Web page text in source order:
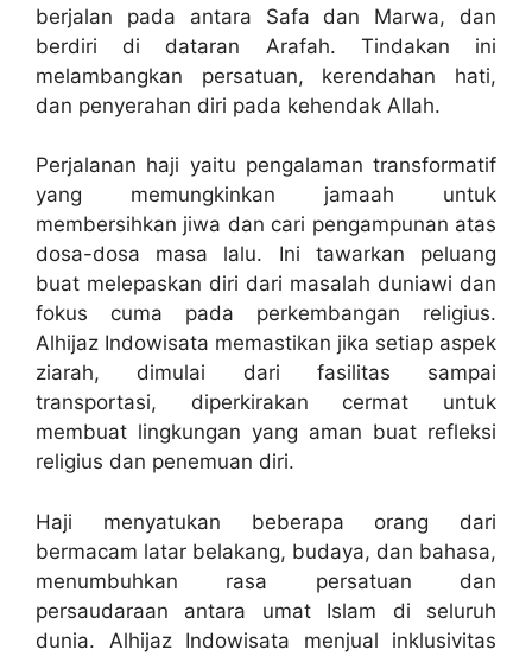
berjalan pada antara Safa dan Marwa, dan
berdiri di dataran Arafah. Tindakan ini
melambangkan persatuan, kerendahan hati,
dan penyerahan diri pada kehendak Allah.
Perjalanan haji yaitu pengalaman transformatif
yang memungkinkan jamaah untuk
membersihkan jiwa dan cari pengampunan atas
dosa-dosa masa lalu. Ini tawarkan peluang
buat melepaskan diri dari masalah duniawi dan
fokus cuma pada perkembangan religius.
Alhijaz Indowisata memastikan jika setiap aspek
ziarah, dimulai dari fasilitas sampai
transportasi, diperkirakan cermat untuk
membuat lingkungan yang aman buat refleksi
religius dan penemuan diri.
Haji menyatukan beberapa orang dari
bermacam latar belakang, budaya, dan bahasa,
menumbuhkan rasa persatuan dan
persaudaraan antara umat Islam di seluruh
dunia. Alhijaz Indowisata menjual inklusivitas